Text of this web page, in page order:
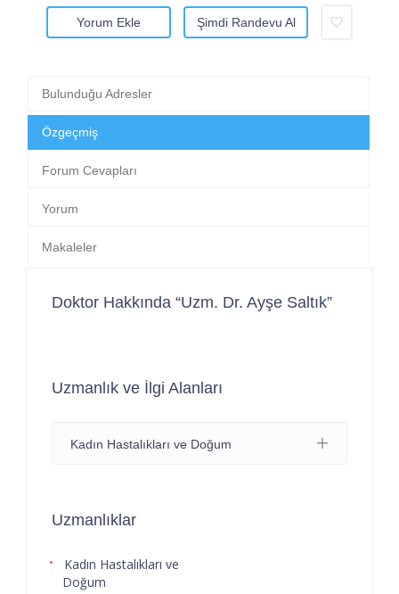
Yorum Ekle Şimdi Randevu Al
Bulunduğu Adresler
Özgeçmiş
Forum Cevapları
Yorum
Makaleler
Doktor Hakkında “Uzm. Dr. Ayşe Saltık”
Uzmanlık ve İlgi Alanları
Kadın Hastalıkları ve Doğum
Uzmanlıklar
Kadın Hastalıkları ve
Doğum